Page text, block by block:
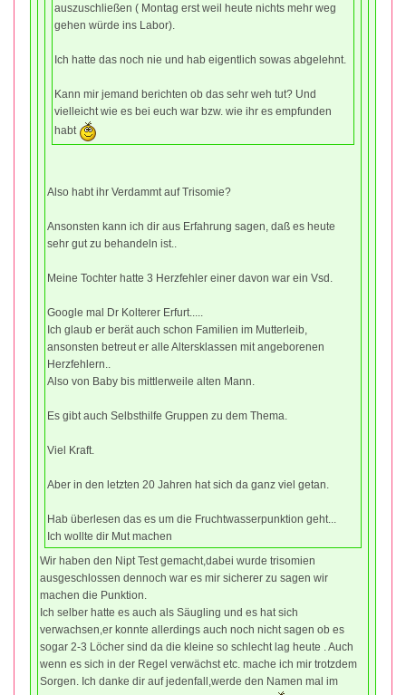
auszuschließen ( Montag erst weil heute nichts mehr weg
gehen würde ins Labor).
Ich hatte das noch nie und hab eigentlich sowas abgelehnt.
Kann mir jemand berichten ob das sehr weh tut? Und
vielleicht wie es bei euch war bzw. wie ihr es empfunden
habt
Also habt ihr Verdammt auf Trisomie?
Ansonsten kann ich dir aus Erfahrung sagen, daß es heute
sehr gut zu behandeln ist..
Meine Tochter hatte 3 Herzfehler einer davon war ein Vsd.
Google mal Dr Kolterer Erfurt.....
Ich glaub er berät auch schon Familien im Mutterleib,
ansonsten betreut er alle Altersklassen mit angeborenen
Herzfehlern..
Also von Baby bis mittlerweile alten Mann.
Es gibt auch Selbsthilfe Gruppen zu dem Thema.
Viel Kraft.
Aber in den letzten 20 Jahren hat sich da ganz viel getan.
Hab überlesen das es um die Fruchtwasserpunktion geht...
Ich wollte dir Mut machen
Wir haben den Nipt Test gemacht,dabei wurde trisomien
ausgeschlossen dennoch war es mir sicherer zu sagen wir
machen die Punktion.
Ich selber hatte es auch als Säugling und es hat sich
verwachsen,er konnte allerdings auch noch nicht sagen ob es
sogar 2-3 Löcher sind da die kleine so schlecht lag heute . Auch
wenn es sich in der Regel verwächst etc. mache ich mir trotzdem
Sorgen. Ich danke dir auf jedenfall,werde den Namen mal im